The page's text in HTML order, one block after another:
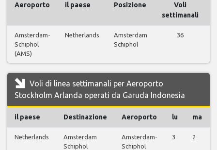
Aeroporto il paese Posizione
Voli
settimanali
Amsterdam-
Schiphol
(AMS)
Netherlands
Amsterdam
Schiphol
36
Voli di linea settimanali per Aeroporto
Stockholm Arlanda operati da Garuda Indonesia
il paese Destinazione Aeroporto lu ma
Netherlands
Amsterdam
Schiphol
Amsterdam-
Schiphol
3 2